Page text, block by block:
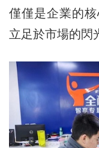
僅僅是企業的
立足於市場的閃